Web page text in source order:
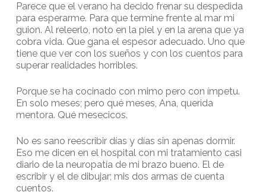
Parece que el verano ha decido frenar su despedida
para esperarme. Para que termine frente al mar mi
guion. Al releerlo, noto en la piel y en la arena que ya
cobra vida. Que gana el espesor adecuado. Uno que
tiene que ver con los sueños y con los cuentos para
superar realidades horribles.
Porque se ha cocinado con mimo pero con ímpetu.
En solo meses; pero qué meses, Ana, querida
mentora. Qué mesecicos.
No es sano reescribir días y días sin apenas dormir.
Eso me dicen en el hospital con mi tratamiento casi
diario de la neuropatía de mi brazo bueno. El de
escribir y el de dibujar; mis dos armas de cuenta
cuentos.